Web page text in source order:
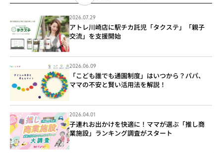
2026.07.29
アトレ川崎店に駅チカ託児「タクステ」「親子
交流」を支援開始
2026.06.09
「こども誰でも通園制度」はいつから？パパ、
ママの不安と賢い活用法を解説！
2026.04.01
子連れお出かけを快適に！ママが選ぶ「推し商
業施設」ランキング調査がスタート